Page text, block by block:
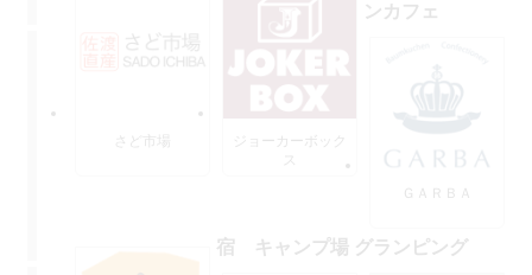
さど市場
ジョーカーボック
ス
ンカフェ
ＧＡＲＢＡ
宿 キャンプ場 グランピング